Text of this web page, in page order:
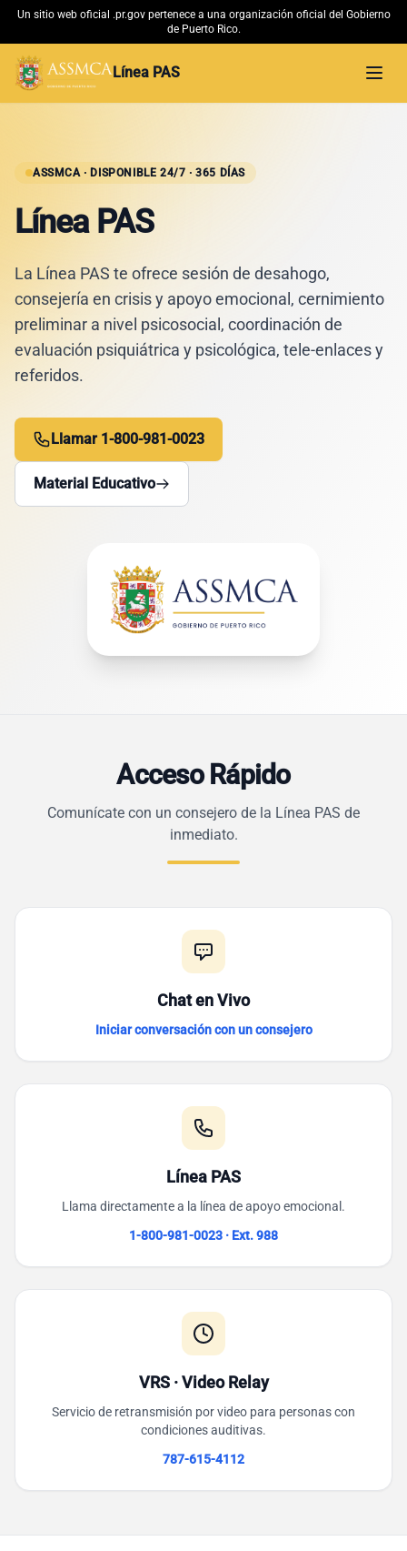
Un sitio web oficial .pr.gov pertenece a una organización oficial del Gobierno
de Puerto Rico.
Línea PAS
Abrir
Material Educativo
Conoce más
ASSMCA →
ASSMCA · DISPONIBLE 24/7 · 365 DÍAS
Línea PAS
La Línea PAS te ofrece sesión de desahogo,
consejería en crisis y apoyo emocional, cernimiento
preliminar a nivel psicosocial, coordinación de
evaluación psiquiátrica y psicológica, tele-enlaces y
referidos.
Llamar 1-800-981-0023
Material Educativo
Acceso Rápido
Comunícate con un consejero de la Línea PAS de
inmediato.
Chat en Vivo
Iniciar conversación con un consejero
Línea PAS
Llama directamente a la línea de apoyo emocional.
1-800-981-0023 · Ext. 988
VRS · Video Relay
Servicio de retransmisión por video para personas con
condiciones auditivas.
787-615-4112